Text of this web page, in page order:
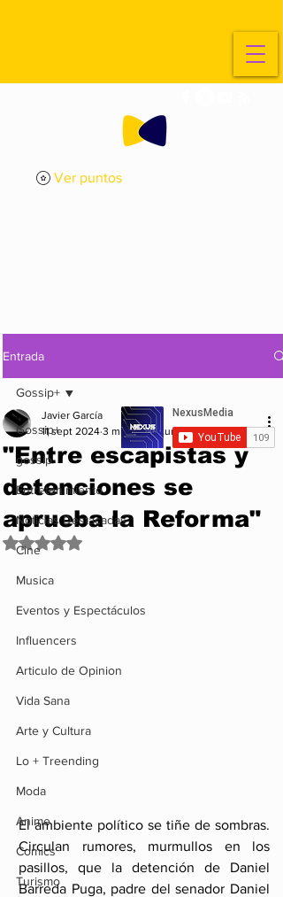
Ver puntos
Entrada
Gossip+
gossip
Entretenimiento
Noticias Destacadas
Cine
Musica
Eventos y Espectáculos
Influencers
Articulo de Opinion
Vida Sana
Arte y Cultura
Lo + Treending
Moda
Anime
Comics
Turismo
Gossip+
"Entre escapistas y
detenciones se
aprueba la Reforma"
Javier García
11 sept 2024 3 min de lectura
Obtuvo NaN de 5 estrellas.
El ambiente político se tiñe de sombras.
Circulan rumores, murmullos en los
pasillos, que la detención de Daniel
Barreda Puga, padre del senador Daniel